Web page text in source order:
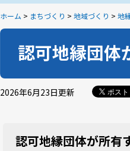
ホーム > まちづくり > 地域づくり > 地
認可地縁団体
2026年6月23日更新 ポスト
認可地縁団体が所有